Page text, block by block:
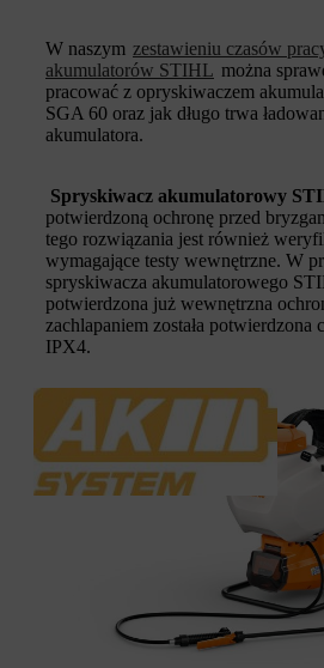
W naszym zestawieniu czasów
akumulatorów STIHL można
pracować z opryskiwaczem
SGA 60 oraz jak długo trwa
akumulatora.
Spryskiwacz akumulatorowy
potwierdzoną ochronę przed
tego rozwiązania jest również
wymagające testy wewnętrzne. W
spryskiwacza akumulatorowego
potwierdzona już wewnętrzna
zachlapaniem została
IPX4.